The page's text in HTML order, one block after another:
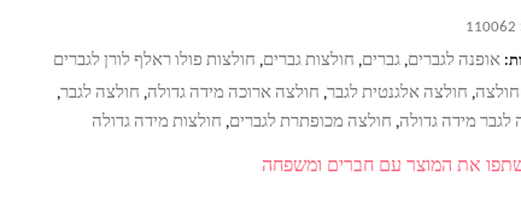
110062
אופנה לגברים, גברים, חולצות גברים, חולצות פולו ראלף לורן לגברים
חולצה, חולצה אלגנטית לגבר, חולצה ארוכה מידה גדולה, חולצה לגבר,
לגבר מידה גדולה, חולצה מכופתרת לגברים, חולצות מידה גדולה
את המוצר עם חברים ומשפחה